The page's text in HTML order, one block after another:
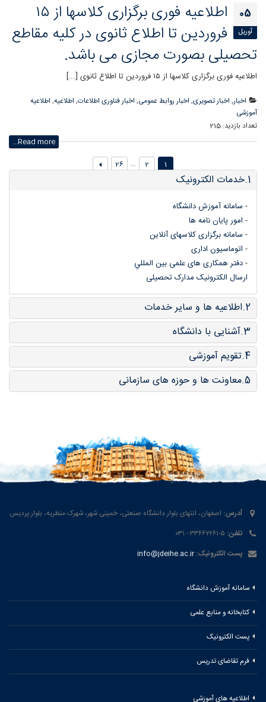
05
آوریل
اطلاعیه فوری برگزاری کلاسها از ۱۵
فروردین تا اطلاع ثانوی در کلیه مقاطع
تحصیلی بصورت مجازی می باشد.
اطلاعیه فوری برگزاری کلاسها از ۱۵ فروردین تا اطلاع ثانوی [...]
اخبار, اخبار تصویری, اخبار روابط عمومی, اخبار فناوری اطلاعات, اطلاعیه, اطلاعیه
آموزشی
تعداد بازدید: 215
Read more...
1
2
…
26
1.خدمات الکترونیک
- سامانه آموزش دانشگاه
- امور پایان نامه ها
- سامانه برگزاری کلاسهای آنلاین
- اتوماسیون اداری
-دفتر همکاری های علمی بین المللي
ارسال الکترونیک مدارک تحصیلی
2.اطلاعیه ها و سایر خدمات
3.آشنایی با دانشگاه
4.تقویم آموزشی
5.معاونت ها و حوزه های سازمانی
آدرس: اصفهان، انتهای بلوار دانشگاه صنعتی، خمینی شهر، شهرک منظریه، بلوار پردیس
تلفن: ۵-۳۳۶۶۷۲۶۱ - ۰۳۱
پست الکترونیک: info@jdeihe.ac.ir
سامانه آموزش دانشگاه
کتابخانه و منابع علمی
پست الکترونیک
فرم تقاضای تدریس
اطلاعیه های آموزشی